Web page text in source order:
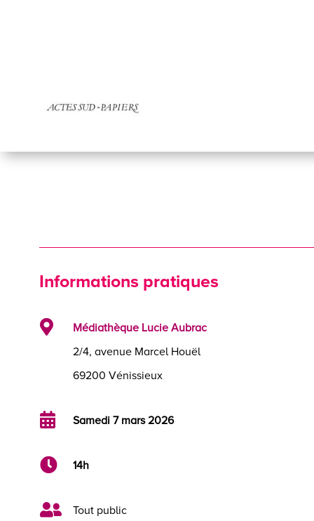
Informations pratiques

Médiathèque Lucie Aubrac
2/4, avenue Marcel Houël
69200 Vénissieux
 Samedi 7 mars 2026
 14h
 Tout public